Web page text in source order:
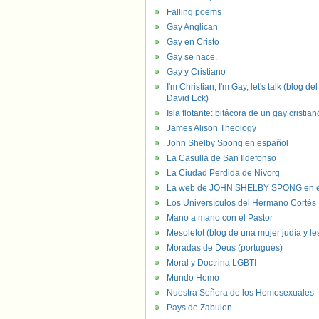
Falling poems
Gay Anglican
Gay en Cristo
Gay se nace.
Gay y Cristiano
I'm Christian, I'm Gay, let's talk (blog del
David Eck)
Isla flotante: bitácora de un gay
James Alison Theology
John Shelby Spong en español
La Casulla de San Ildefonso
La Ciudad Perdida de Nivorg
La web de JOHN SHELBY SPONG en
Los Universículos del Hermano Cortés
Mano a mano con el Pastor
Mesoletot (blog de una mujer judía y
Moradas de Deus (portugués)
Moral y Doctrina LGBTI
Mundo Homo
Nuestra Señora de los Homosexuales
Pays de Zabulon